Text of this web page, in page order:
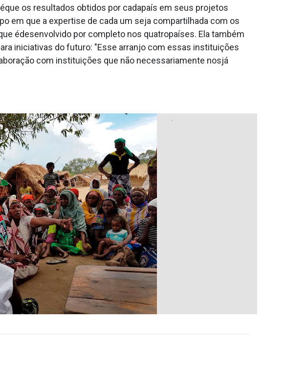
os resultados obtidos por cadapaís em seus projetos
em que a expertise de cada um seja compartilhada com os
édesenvolvido por completo nos quatropaíses. Ela também
iniciativas do futuro: "Esse arranjo com essas instituições
com instituições que não necessariamente nosjá
.